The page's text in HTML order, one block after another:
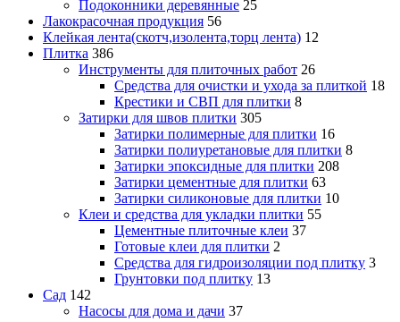
Подоконники деревянные 25
Лакокрасочная продукция 56
Клейкая лента(скотч,изолента,торц лента) 12
Плитка 386
Инструменты для плиточных работ 26
Средства для очистки и ухода за плиткой 18
Крестики и СВП для плитки 8
Затирки для швов плитки 305
Затирки полимерные для плитки 16
Затирки полиуретановые для плитки 8
Затирки эпоксидные для плитки 208
Затирки цементные для плитки 63
Затирки силиконовые для плитки 10
Клеи и средства для укладки плитки 55
Цементные плиточные клеи 37
Готовые клеи для плитки 2
Средства для гидроизоляции под плитку 3
Грунтовки под плитку 13
Сад 142
Насосы для дома и дачи 37